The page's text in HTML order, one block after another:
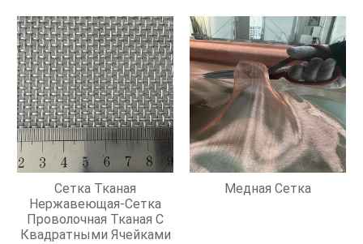
Сетка Тканая
Нержавеющая-Сетка
Проволочная Тканая С
Квадратными Ячейками
Медная Сетка